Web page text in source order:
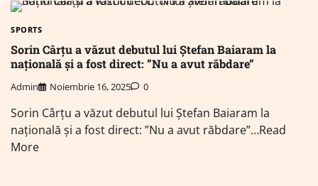
SPORTS
Sorin Cârțu a văzut debutul lui Ștefan Baiaram la
națională și a fost direct: ”Nu a avut răbdare”
Admin Noiembrie 16, 2025 0
Sorin Cârțu a văzut debutul lui Ștefan Baiaram la
națională și a fost direct: ”Nu a avut răbdare”…Read
More